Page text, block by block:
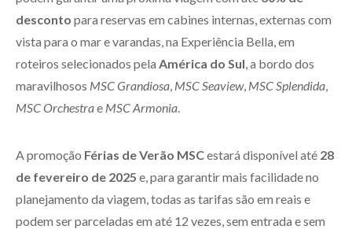
desconto para reservas em cabines internas, externas com
vista para o mar e varandas, na Experiência Bella, em
roteiros selecionados pela América do Sul , a bordo dos
maravilhosos MSC Grandiosa MSC Seaview, MSC Splendida
MSC Orchestrae MSC Armonia
A promoção Férias de Verão MSCestará disponível até 28
de fevereiro de 2025 e, para garantir mais facilidade no
planejamento da viagem, todas as tarifas são em reais e
podem ser parceladas em até 12 vezes, sem entrada e sem